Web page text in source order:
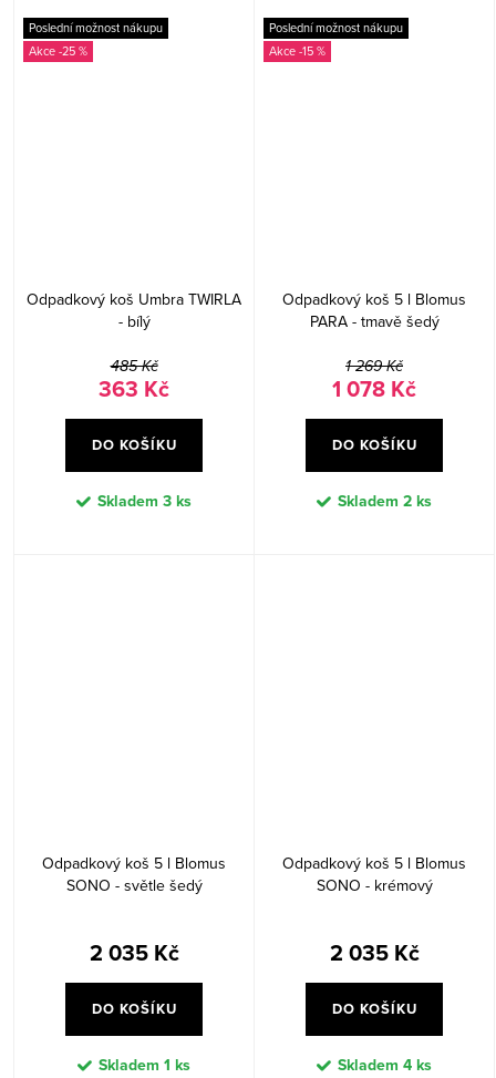
Poslední možnost nákupu
-25 %
Odpadkový koš Umbra TWIRLA
- bílý
485 Kč
363 Kč
DO KOŠÍKU
Skladem 3 ks
Poslední možnost nákupu
-15 %
Odpadkový koš 5 l Blomus
PARA - tmavě šedý
1 269 Kč
1 078 Kč
DO KOŠÍKU
Skladem 2 ks
Odpadkový koš 5 l Blomus
SONO - světle šedý
2 035 Kč
DO KOŠÍKU
Skladem 1 ks
Odpadkový koš 5 l Blomus
SONO - krémový
2 035 Kč
DO KOŠÍKU
Skladem 4 ks